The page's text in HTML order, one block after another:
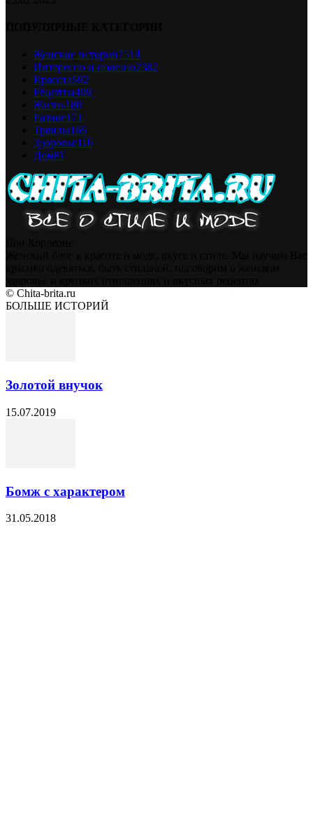
Женские истории7514
Интересно и полезно2382
Красота592
Рецепты499
Жизнь180
Разное171
Тренды166
Здоровье116
Дом81
© Chita-brita.ru
БОЛЬШЕ ИСТОРИЙ
Золотой внучок
15.07.2019
Бомж с характером
31.05.2018